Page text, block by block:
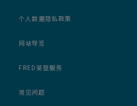
个人数据隐私政策
网站导览
FRED斐登服务
常见问题